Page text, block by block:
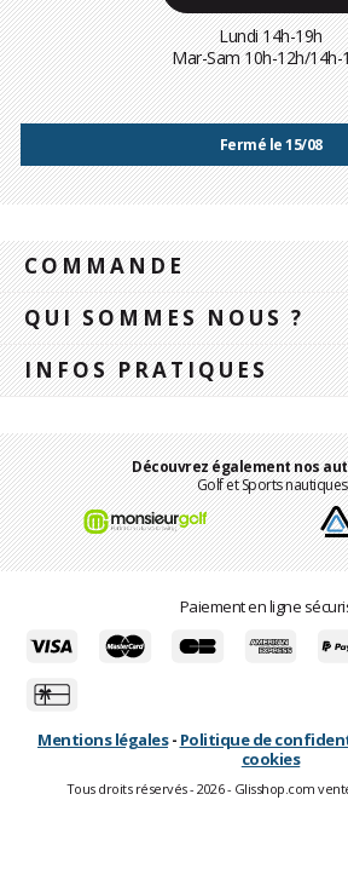
Lundi 14h-19h
Mar-Sam 10h-12h/14h-
Fermé le 15/08
COMMANDE
QUI SOMMES NOUS ?
INFOS PRATIQUES
Découvrez également nos
Golf et Sports nautiques
Paiement en ligne
Mentions légales- Politique de
cookies
Tous droits réservés - 2026 - Glisshop.com